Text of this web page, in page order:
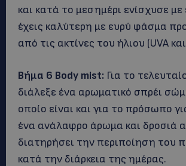
και κατά το μεσημέρι ενίσχυσε με
έχεις καλύτερη με ευρύ φάσμα
από τις ακτίνες του ήλιου (UVA
Βήμα 6 Body mist: Για το
διάλεξε ένα αρωματικό σπρέι
οποίο είναι και για το πρόσωπο
ένα ανάλαφρο άρωμα και δροσιά
διατηρήσει την περιποίηση του
κατά την διάρκεια της ημέρας.